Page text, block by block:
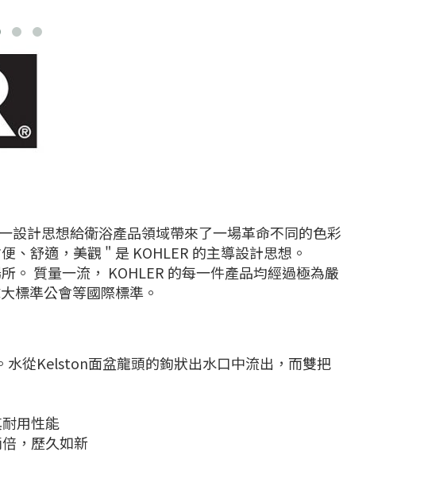
設計思想給衛浴產品領域帶來了一場革命不同的色彩
、舒適，美觀 " 是 KOHLER 的主導設計思想。
。 質量一流， KOHLER 的每一件產品均經過極為嚴
標準公會等國際標準。
從Kelston面盆龍頭的鉤狀出水口中流出，而雙把
用性能
，歷久如新